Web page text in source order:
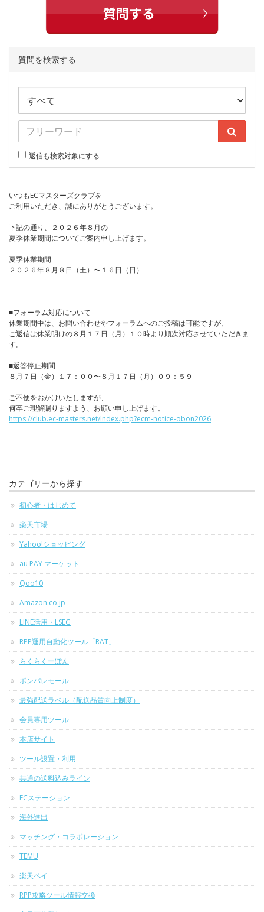
質問を検索する
返信も検索対象にする
いつもECマスターズクラブを
ご利用いただき、誠にありがとうございます。
下記の通り、２０２６年８月の
夏季休業期間についてご案内申し上げます。
夏季休業期間
２０２６年８月８日（土）〜１６日（日）
■フォーラム対応について
休業期間中は、お問い合わせやフォーラムへのご投稿は可能ですが、
ご返信は休業明けの８月１７日（月）１０時より順次対応させていただきま
す。
■返答停止期間
８月７日（金）１７：００〜８月１７日（月）０９：５９
ご不便をおかけいたしますが、
何卒ご理解賜りますよう、お願い申し上げます。
https://club.ec-masters.net/index.php?ecm-notice-obon2026
カテゴリーから探す
初心者・はじめて
楽天市場
Yahoo!ショッピング
au PAY マーケット
Qoo10
Amazon.co.jp
LINE活用・LSEG
RPP運用自動化ツール「RAT」
らくらくーぽん
ポンパレモール
最強配送ラベル（配送品質向上制度）
会員専用ツール
本店サイト
ツール設置・利用
共通の送料込みライン
ECステーション
海外進出
マッチング・コラボレーション
TEMU
楽天ペイ
RPP攻略ツール情報交換